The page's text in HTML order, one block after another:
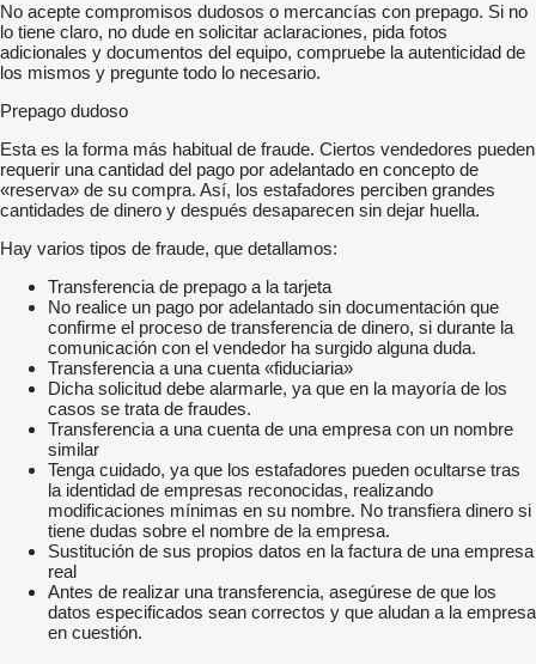
No acepte compromisos dudosos o mercancías con prepago. Si no
lo tiene claro, no dude en solicitar aclaraciones, pida fotos
adicionales y documentos del equipo, compruebe la autenticidad de
los mismos y pregunte todo lo necesario.
Prepago dudoso
Esta es la forma más habitual de fraude. Ciertos vendedores pueden
requerir una cantidad del pago por adelantado en concepto de
«reserva» de su compra. Así, los estafadores perciben grandes
cantidades de dinero y después desaparecen sin dejar huella.
Hay varios tipos de fraude, que detallamos:
Transferencia de prepago a la tarjeta
No realice un pago por adelantado sin documentación que
confirme el proceso de transferencia de dinero, si durante la
comunicación con el vendedor ha surgido alguna duda.
Transferencia a una cuenta «fiduciaria»
Dicha solicitud debe alarmarle, ya que en la mayoría de los
casos se trata de fraudes.
Transferencia a una cuenta de una empresa con un nombre
similar
Tenga cuidado, ya que los estafadores pueden ocultarse tras
la identidad de empresas reconocidas, realizando
modificaciones mínimas en su nombre. No transfiera dinero si
tiene dudas sobre el nombre de la empresa.
Sustitución de sus propios datos en la factura de una empresa
real
Antes de realizar una transferencia, asegúrese de que los
datos especificados sean correctos y que aludan a la empresa
en cuestión.